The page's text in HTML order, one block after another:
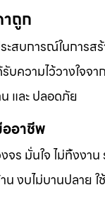
ถูก
ะสบการณ์ในกา
วามไว้วางใจจ
และ ปลอดภัย
อาชีพ
มั่นใจ ไม่ทิ้งงาน
งบไม่บานปลาย